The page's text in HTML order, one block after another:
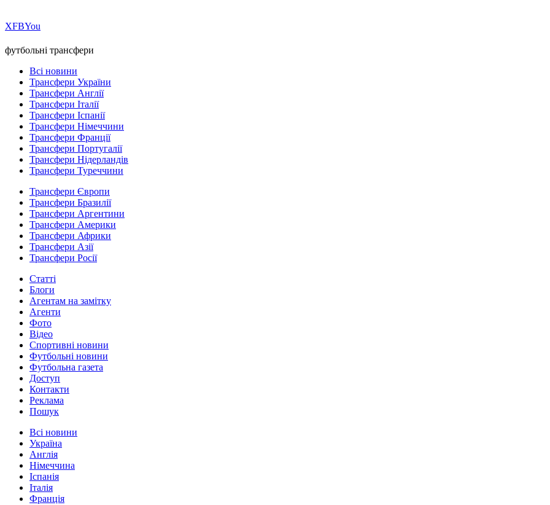
ХFBYou
футбольні трансфери
Всі новини
Трансфери України
Трансфери Англії
Трансфери Італії
Трансфери Іспанії
Трансфери Німеччини
Трансфери Франції
Трансфери Португалії
Трансфери Нідерландів
Трансфери Туреччини
Трансфери Європи
Трансфери Бразилії
Трансфери Аргентини
Трансфери Америки
Трансфери Африки
Трансфери Азії
Трансфери Росії
Статті
Блоги
Агентам на замітку
Агенти
Фото
Відео
Спортивні новини
Футбольні новини
Футбольна газета
Доступ
Контакти
Реклама
Пошук
Всі новини
Україна
Англія
Німеччина
Іспанія
Італія
Франція